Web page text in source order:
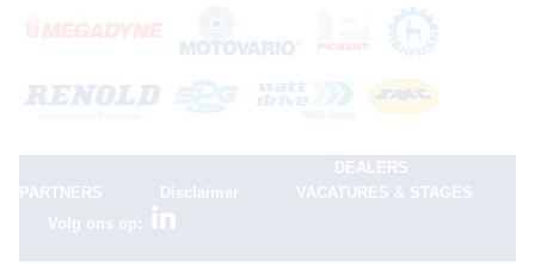
DEALERS
PARTNERS Disclaimer VACATURES & STAGES
Volg ons op: